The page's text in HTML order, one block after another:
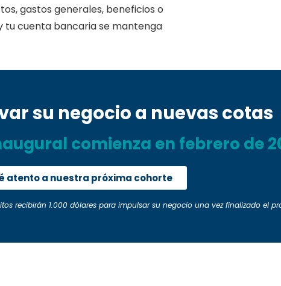
gastos generales, beneficios o
tu cuenta bancaria se mantenga
su negocio a nuevas cotas
comienza en febrero de
atento a nuestra próxima cohorte
recibirán 1.000 dólares para impulsar su negocio una vez finalizado el